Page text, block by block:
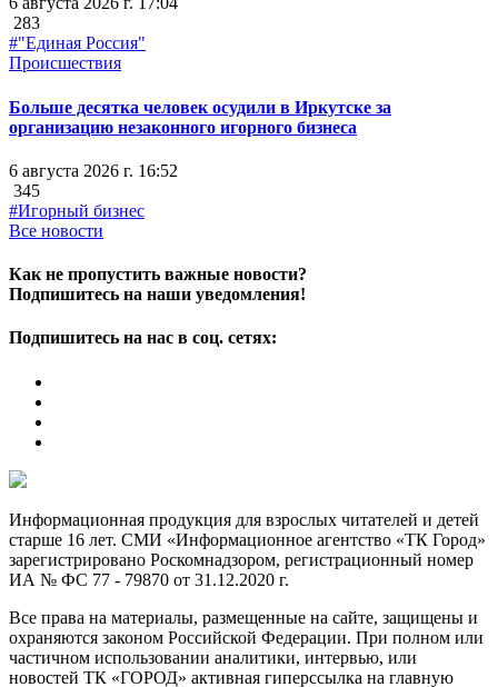
283
#"Единая Россия"
Происшествия
Больше десятка человек осудили в Иркутске за
организацию незаконного игорного бизнеса
6 августа 2026 г. 16:52
345
#Игорный бизнес
Все новости
Как не пропустить важные новости?
Подпишитесь на наши уведомления!
Подпишитесь на нас в соц. сетях:
Информационная продукция для взрослых читателей и детей
старше 16 лет. СМИ «Информационное агентство «ТК Город»
зарегистрировано Роскомнадзором, регистрационный номер
ИА № ФС 77 - 79870 от 31.12.2020 г.
Все права на материалы, размещенные на сайте, защищены и
охраняются законом Российской Федерации. При полном или
частичном использовании аналитики, интервью, или
новостей ТК «ГОРОД» активная гиперссылка на главную